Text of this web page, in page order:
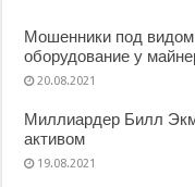
Мошенники под
оборудование у
20.08.2021
Миллиардер Билл
активом
19.08.2021